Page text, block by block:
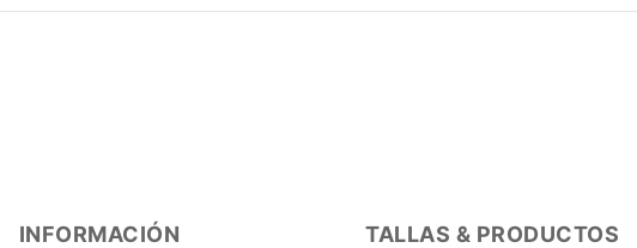
INFORMACIÓN TALLAS & PRODUCTOS